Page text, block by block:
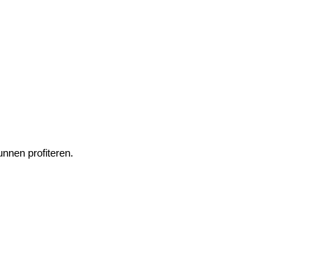
profiteren.